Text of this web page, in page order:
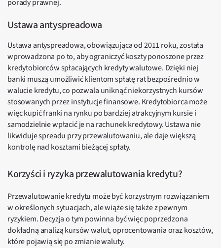
porady prawnej.
Ustawa antyspreadowa
Ustawa antyspreadowa, obowiązująca od 2011 roku, została
wprowadzona po to, aby ograniczyć koszty ponoszone przez
kredytobiorców spłacających kredyty walutowe. Dzięki niej
banki muszą umożliwić klientom spłatę rat bezpośrednio w
walucie kredytu, co pozwala uniknąć niekorzystnych kursów
stosowanych przez instytucje finansowe. Kredytobiorca może
więc kupić franki na rynku po bardziej atrakcyjnym kursie i
samodzielnie wpłacić je na rachunek kredytowy. Ustawa nie
likwiduje spreadu przy przewalutowaniu, ale daje większą
kontrolę nad kosztami bieżącej spłaty.
Korzyści i ryzyka przewalutowania kredytu?
Przewalutowanie kredytu może być korzystnym rozwiązaniem
w określonych sytuacjach, ale wiąże się także z pewnym
ryzykiem. Decyzja o tym powinna być więc poprzedzona
dokładną analizą kursów walut, oprocentowania oraz kosztów,
które pojawią się po zmianie waluty.